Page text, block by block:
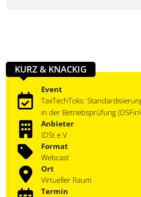
KURZ & KNACKIG
Event
TaxTechToks:
in der Betriebsprüfung
Anbieter
IDSt e.V
Format
Webcast
Ort
Virtueller Raum
Termin